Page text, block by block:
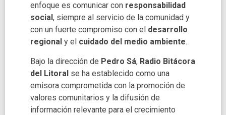
enfoque es comunicar con responsabilidad
social , siempre al servicio de la comunidad y
con un fuerte compromiso con el desarrollo
regional y el cuidado del medio ambiente.
Bajo la dirección de Pedro Sá, Radio Bitácora
del Litoral se ha establecido como una
emisora comprometida con la promoción de
valores comunitarios y la difusión de
información relevante para el crecimiento